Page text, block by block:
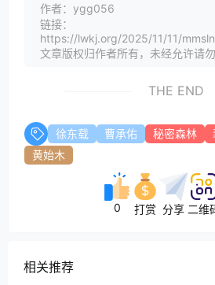
作者：ygg056
链接：
https://lwkj.org/2025/11/11/
文章版权归作者所有，未经允许请勿
THE END
徐东载 曹承佑 秘密森林
黄始木
0 打赏 分享 二维
相关推荐